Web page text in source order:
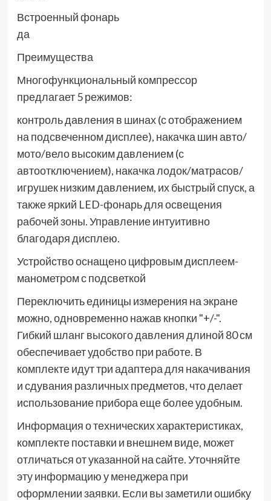
Встроенный фонарь
да
Преимущества
Многофункциональный компрессор
предлагает 5 режимов:
контроль давления в шинах (с отображением
на подсвеченном дисплее), накачка шин авто/
мото/вело высоким давлением (с
автоотключением), накачка лодок/матрасов/
игрушек низким давлением, их быстрый спуск, а
также яркий LED-фонарь для освещения
рабочей зоны. Управление интуитивно
благодаря дисплею.
Устройство оснащено цифровым дисплеем-
манометром с подсветкой
Переключить единицы измерения на экране
можно, одновременно нажав кнопки "+/-".
Гибкий шланг высокого давления длиной 80 см
обеспечивает удобство при работе. В
комплекте идут три адаптера для накачивания
и сдувания различных предметов, что делает
использование прибора еще более удобным.
Информация о технических характеристиках,
комплекте поставки и внешнем виде, может
отличаться от указанной на сайте. Уточняйте
эту информацию у менеджера при
оформлении заявки. Если вы заметили ошибку